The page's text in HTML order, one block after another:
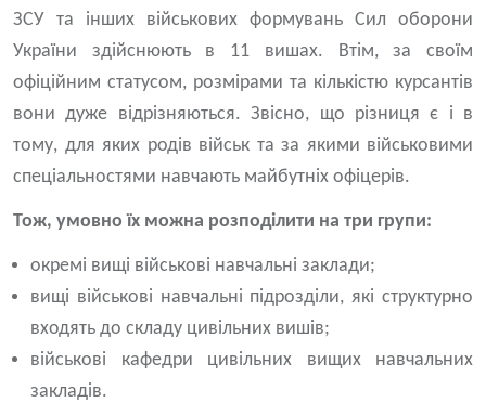
ЗСУ та інших військових формувань Сил оборони
України здійснюють в 11 вишах. Втім, за своїм
офіційним статусом, розмірами та кількістю курсантів
вони дуже відрізняються. Звісно, що різниця є і в
тому, для яких родів військ та за якими військовими
спеціальностями навчають майбутніх офіцерів.
Тож, умовно їх можна розподілити на три групи:
окремі вищі військові навчальні заклади;
вищі військові навчальні підрозділи, які структурно
входять до складу цивільних вишів;
військові кафедри цивільних вищих навчальних
закладів.